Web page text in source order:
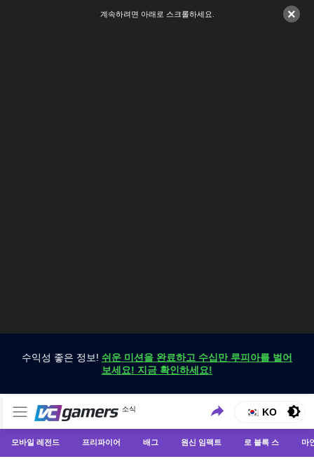
×
계속하려면 아래로 스크롤하세요.
수익성 좋은 정보! 쉬운 미션을 완료하고 수십만 루피아를 벌어
보세요! 지금 확인하세요!
VCGamers 뉴스
소식
VCGamers에서만 최신 게임 뉴스 받기
KO
모바일 레전드 프리파이어 배그 원신 임팩트 로 블록 스 마